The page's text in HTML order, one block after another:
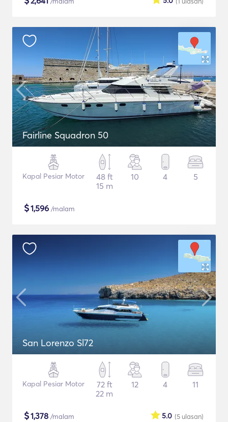
Fairline Squadron 50
Kapal Pesiar Motor
48 ft
15 m
10 4 5
$1,596 /malam
San Lorenzo Sl72
Kapal Pesiar Motor
72 ft
22 m
12 4 11
$1,378 /malam (5 ulasan)
5.0